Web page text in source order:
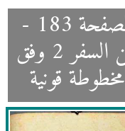
الصفحة 183 -
من السفر 2 وفق
مخطوطة قونية